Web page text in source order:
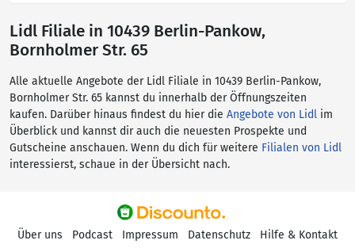
Lidl Filiale in 10439 Berlin-Pankow,
Bornholmer Str. 65
Alle aktuelle Angebote der Lidl Filiale in 10439 Berlin-Pankow,
Bornholmer Str. 65 kannst du innerhalb der Öffnungszeiten
kaufen. Darüber hinaus findest du hier die Angebote von Lidl im
Überblick und kannst dir auch die neuesten Prospekte und
Gutscheine anschauen. Wenn du dich für weitere Filialen von Lidl
interessierst, schaue in der Übersicht nach.
Über uns Podcast Impressum Datenschutz Hilfe & Kontakt